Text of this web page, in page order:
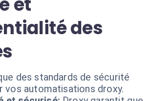
des
des standards de sécurité
vos automatisations droxy.